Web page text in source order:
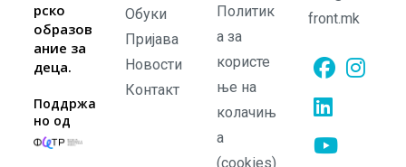
рско
образов
ание за
деца.
Поддржа
но од
Обуки
Пријава
Новости
Контакт
Политик
а за
користе
ње на
колачињ
а
(cookies)
front.mk
Opens
in
aOpens